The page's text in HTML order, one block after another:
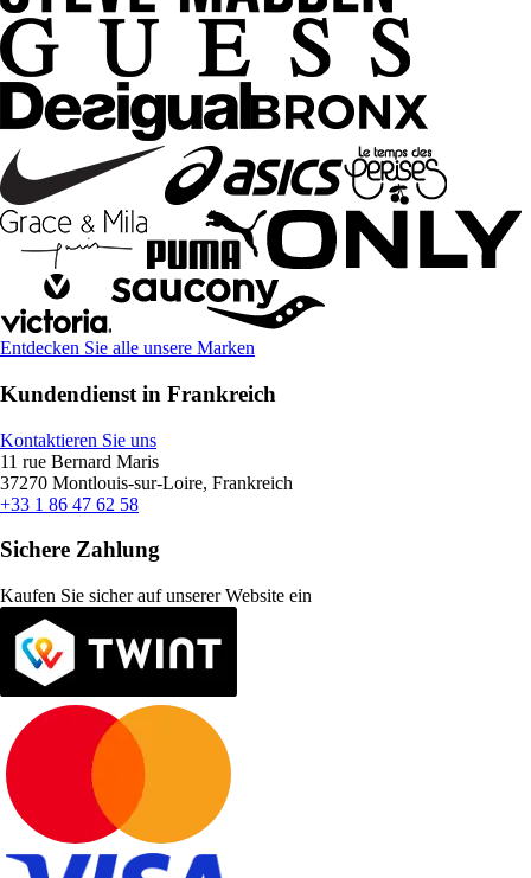
Entdecken Sie alle unsere Marken
Kundendienst in Frankreich
Kontaktieren Sie uns
11 rue Bernard Maris
37270 Montlouis-sur-Loire, Frankreich
+33 1 86 47 62 58
Sichere Zahlung
Kaufen Sie sicher auf unserer Website ein